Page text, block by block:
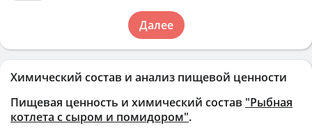
Химический состав и анализ пищевой ценности
Пищевая ценность и химический состав "Рыбная
котлета с сыром и помидором".
Далее